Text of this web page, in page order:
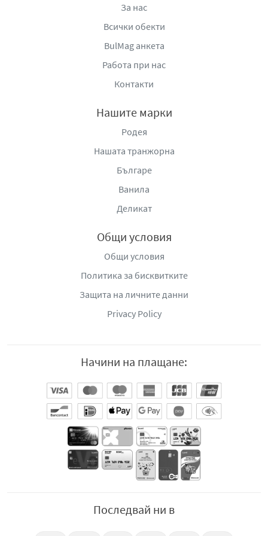
За нас
Всички обекти
BulMag анкета
Работа при нас
Контакти
Нашите марки
Родея
Нашата транжорна
Българе
Ванила
Деликат
Общи условия
Общи условия
Политика за бисквитките
Защита на личните данни
Privacy Policy
Начини на плащане:
Последвай ни в